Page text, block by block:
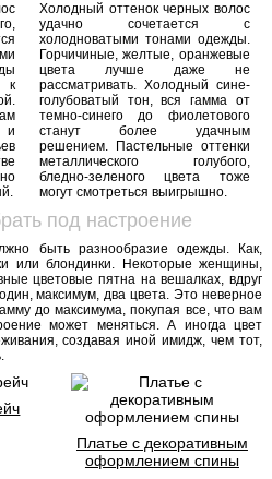
к
и
Холодный оттенок черных волос
удачно сочетается с
холодноватыми тонами одежды.
Горчичиные, желтые, оранжевые
цвета лучше даже не
рассматривать. Холодный сине-
голубоватый тон, вся гамма от
темно-синего до фиолетового
станут более удачным
решением. Пастельные оттенки
металлического голубого,
бледно-зеленого цвета тоже
могут смотреться выигрышно.
под настроение
быть разнообразие одежды. Как,
или блондинки. Некоторые женщины,
цветовые пятна на вешалках, вдруг
максимум, два цвета. Это неверное
до максимума, покупая все, что вам
может меняться. А иногда цвет
создавая иной имидж, чем тот,
Платье с декоративным
оформлением спины